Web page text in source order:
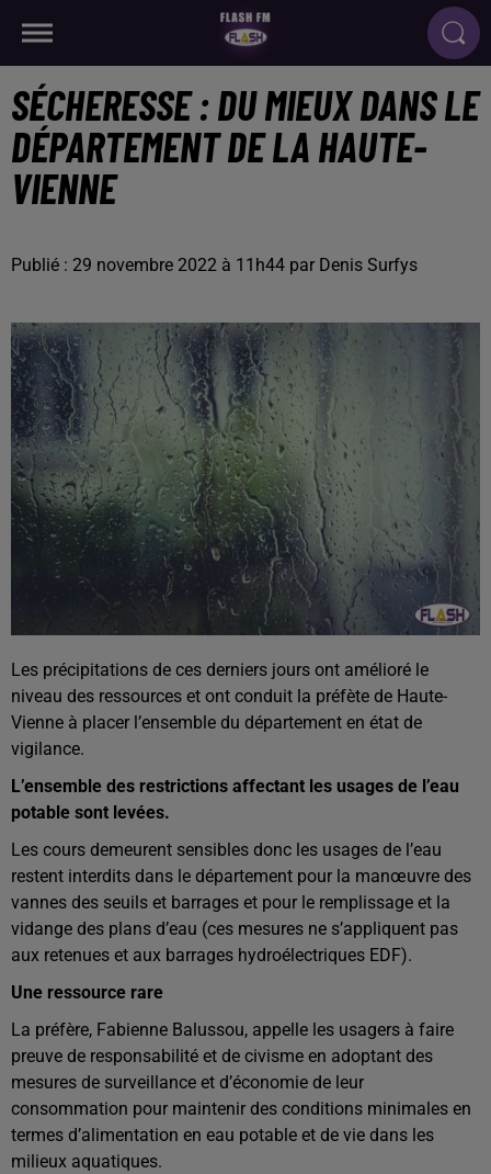
SÉCHERESSE : DU MIEUX DANS LE
DÉPARTEMENT DE LA HAUTE-
VIENNE
Publié : 29 novembre 2022 à 11h44 par Denis Surfys
Les précipitations de ces derniers jours ont amélioré le
niveau des ressources et ont conduit la préfète de Haute-
Vienne à placer l’ensemble du département en état de
vigilance.
L’ensemble des restrictions affectant les usages de l’eau
potable sont levées.
Les cours demeurent sensibles donc les usages de l’eau
restent interdits dans le département pour la manœuvre des
vannes des seuils et barrages et pour le remplissage et la
vidange des plans d’eau (ces mesures ne s’appliquent pas
aux retenues et aux barrages hydroélectriques EDF).
Une ressource rare
La préfère, Fabienne Balussou, appelle les usagers à faire
preuve de responsabilité et de civisme en adoptant des
mesures de surveillance et d’économie de leur
consommation pour maintenir des conditions minimales en
termes d’alimentation en eau potable et de vie dans les
milieux aquatiques.